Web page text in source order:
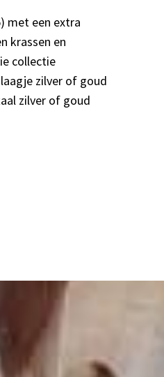
met een extra
krassen en
collectie
zilver of goud
zilver of goud